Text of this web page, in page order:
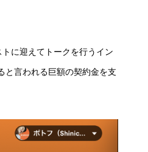
に迎えてトークを行うイン
と言われる巨額の契約金を支